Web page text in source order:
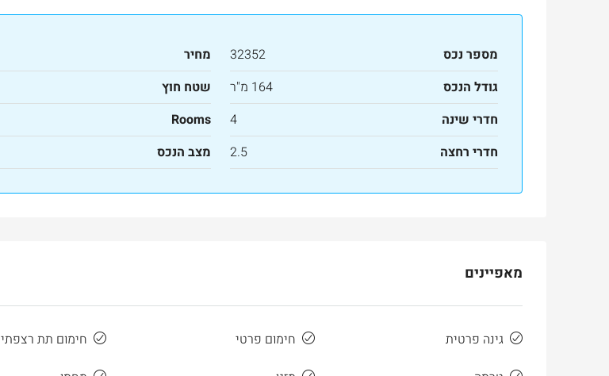
מספר נכס 32352 מחיר
גודל הנכס
164 מ"ר שטח חוץ
חדרי שינה
4
Rooms
חדרי רחצה
2.5 מצב הנכס
מאפיינים
גינה פרטית חימום פרטי
חימום תת רצפתי